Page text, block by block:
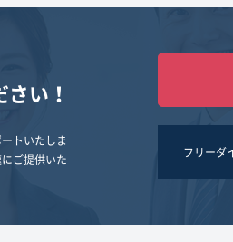
い！
トいたしま
ご提供いた
フリーダ